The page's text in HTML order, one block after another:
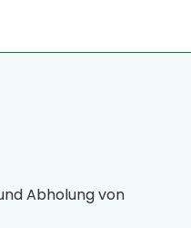
Abholung von